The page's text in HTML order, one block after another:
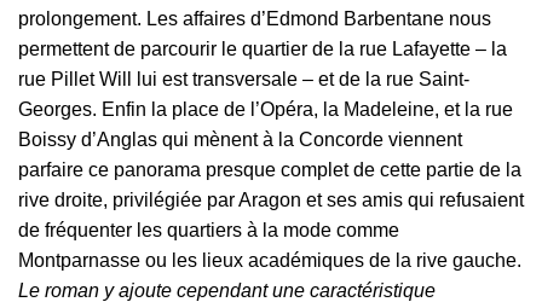
prolongement. Les affaires d’Edmond Barbentane nous
permettent de parcourir le quartier de la rue Lafayette – la
rue Pillet Will lui est transversale – et de la rue Saint-
Georges. Enfin la place de l’Opéra, la Madeleine, et la rue
Boissy d’Anglas qui mènent à la Concorde viennent
parfaire ce panorama presque complet de cette partie de la
rive droite, privilégiée par Aragon et ses amis qui refusaient
de fréquenter les quartiers à la mode comme
Montparnasse ou les lieux académiques de la rive gauche.
Le roman y ajoute cependant une caractéristique